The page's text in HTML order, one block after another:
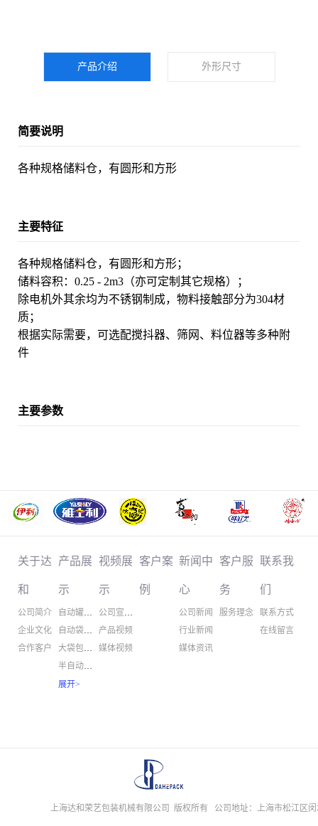
产品介绍 外形尺寸
简要说明
各种规格储料仓，有圆形和方形
主要特征
各种规格储料仓，有圆形和方形；
储料容积：0.25 - 2m3（亦可定制其它规格）；
除电机外其余均为不锈钢制成，物料接触部分为304材
质；
根据实际需要，可选配搅抖器、筛网、料位器等多种附
件
主要参数
关于达
和
公司简介
企业文化
合作客户
产品展
示
自动罐装机
自动袋装机
大袋包装机
半自动包装
配料混合线
展开>
视频展
示
产品视频
媒体视频
客户案
例
新闻中
心
公司新闻
行业新闻
媒体资讯
客户服
务
服务理念
联系我
们
联系方式
在线留言
上海达和荣艺包装机械有限公司 版权所有 公司地址：上海市松江区闵